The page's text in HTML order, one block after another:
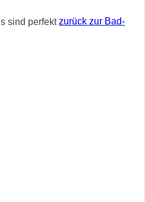
zurück zur Bad-